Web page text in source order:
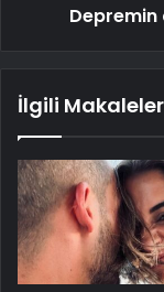
Depremin
İlgili Makaleler